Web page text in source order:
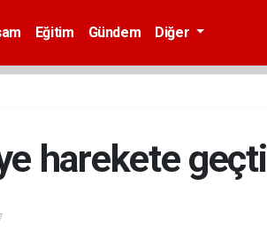
Eğitim Gündem Diğer
harekete geçti